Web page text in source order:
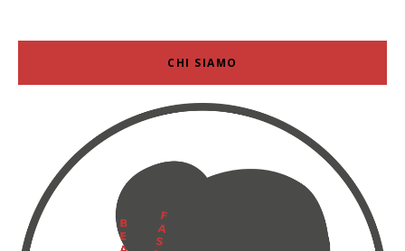
CHI SIAMO